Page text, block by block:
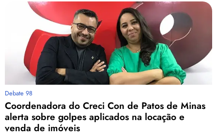
Debate 98
Coordenadora do Creci Con de Patos de Minas
alerta sobre golpes aplicados na locação e
venda de imóveis